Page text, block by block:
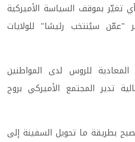
أي تغيّر بموقف السياسة الأميركية
"عمّن سيُنتخب رئيسًا" للولايات
للروس لدى المواطنين
تدير المجتمع الأميركي بروح
بطريقة ما تحويل السفينة إلى